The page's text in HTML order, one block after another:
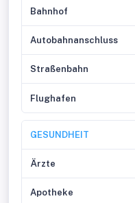
Bahnhof
Autobahnanschluss
Straßenbahn
Flughafen
GESUNDHEIT
Ärzte
Apotheke